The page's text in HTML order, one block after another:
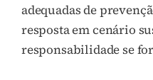
adequadas de
resposta em cenário
responsabilidade se